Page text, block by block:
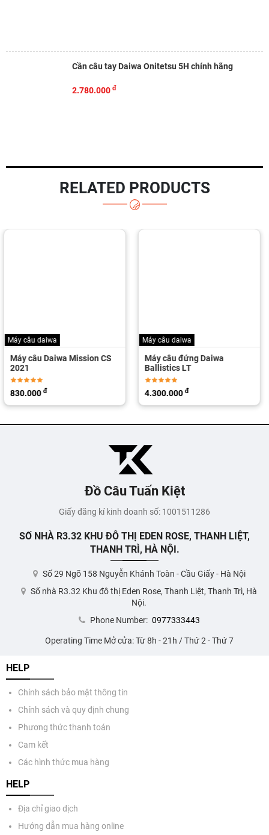
Cần câu tay Daiwa Onitetsu 5H chính hãng
2.780.000 đ
RELATED PRODUCTS
Máy câu daiwa
Máy câu đứng Daiwa
Ballistics LT
4.300.000
Máy câu daiwa
Máy câu Daiwa Freams LT
2021 / Chống thấm
Magsealed
3.540.000đ
Đồ Câu Tuấn Kiệt
Giấy đăng kí kinh doanh số: 1001511286
SỐ NHÀ R3.32 KHU ĐÔ THỊ EDEN ROSE, THANH LIỆT,
THANH TRÌ, HÀ NỘI.
Số 29 Ngõ 158 Nguyễn Khánh Toàn - Cầu Giấy - Hà Nội
Số nhà R3.32 Khu đô thị Eden Rose, Thanh Liệt, Thanh Trì, Hà
Nội.
Phone Number: 0977333443
Operating Time Mở cửa: Từ 8h - 21h / Thứ 2 - Thứ 7
HELP
Chính sách bảo mật thông tin
Chính sách và quy định chung
Phương thức thanh toán
Cam kết
Các hình thức mua hàng
HELP
Địa chỉ giao dịch
Hướng dẫn mua hàng online